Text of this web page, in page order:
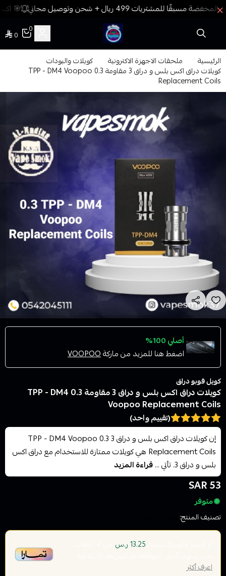
🎯
فيب المدينة
0
0
الرئيسية ملحقات الاجهزة الاكترونية كويلات والبودات
كويلات دراق اكس بلس و دراق 3 مقاومة 0.3 TPP - DM4 Voopoo
Replacement Coils
أصلي 100%
اضغط هنا للمزيد من ماركةVOOPOO
كويل فوبو دراق
كويلات دراق اكس بلس و دراق 3 مقاومة 0.3 TPP - DM4
Voopoo Replacement Coils
(تقييم واحد)
إن كويلات دراق اكس بلس و دراق 3 0.3 TPP - DM4 Voopoo
Replacement Coils هي كويلات ممتازة للاستخدام مع دراق اكس
بلس و دراق 3. تأتي ...
قراءة المزيد
53 SAR
متوفر
تصنيف المنتج:
13.25 ر.س
اعرف أكثر